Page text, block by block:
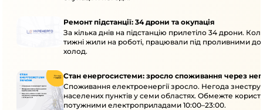
Ремонт підстанції: 34 дрони та окупація
За кілька днів на підстанцію прилетіло 34 дрони.
тижні жили на роботі, працювали під проливними
холод.
Стан енергосистеми: зросло споживання через
Споживання електроенергії зросло. Негода
населених пунктів у семи областях. Обмежте
потужними електроприладами 10:00–23:00.